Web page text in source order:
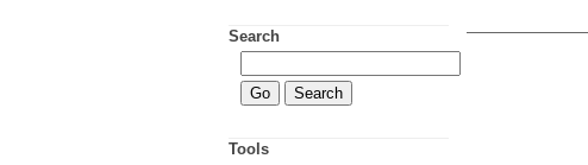
Search
Tools